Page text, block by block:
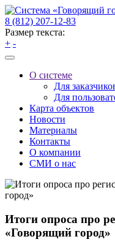
8 (812) 207-12-83
Размер текста:
+ -
О системе
Для
Для
Карта объектов
Новости
Материалы
Контакты
О компании
СМИ о нас
Итоги опроса про
«Говорящий город»